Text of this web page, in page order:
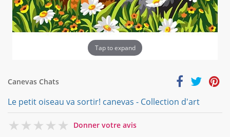
Tap to expand
Canevas Chats
Le petit oiseau va sortir! canevas - Collection d'art
0
Donner votre avis